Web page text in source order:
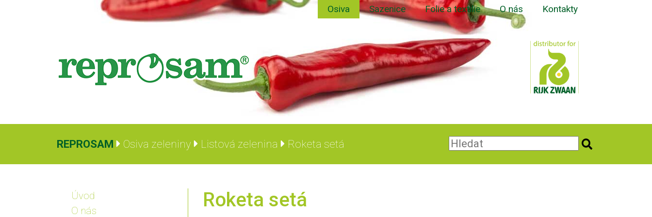
Osiva Sazenice Folie a textilie O nás Kontakty
REPROSAM Osiva zeleniny Listová zelenina Roketa setá
Úvod
O nás
Roketa setá